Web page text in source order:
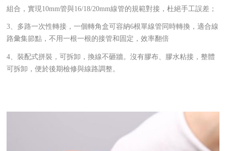
組合，實現10mm管與16/18/20mm線管的規範對接，杜絕手工誤差；
3、多路一次性轉接，一個轉角盒可容納6根單線管同時轉換，適合線
路彙集節點，不用一根一根的接管和固定，效率翻倍
4、裝配式拼裝，可拆卸，換線不砸牆。沒有膠布、膠水粘接，整體
可拆卸，便於後期檢修與線路調整。